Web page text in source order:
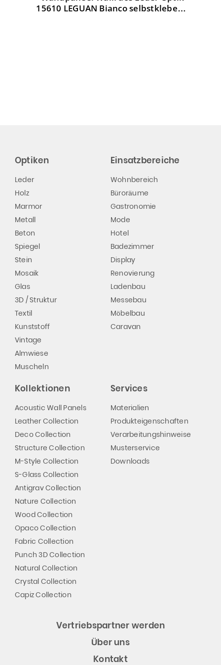
15610 LEGUAN Bianco selbstklebend
Optiken
Leder
Holz
Marmor
Metall
Beton
Spiegel
Stein
Mosaik
Glas
3D / Struktur
Textil
Kunststoff
Vintage
Almwiese
Muscheln
Einsatzbereiche
Wohnbereich
Büroräume
Gastronomie
Mode
Hotel
Badezimmer
Display
Renovierung
Ladenbau
Messebau
Möbelbau
Caravan
Kollektionen
Acoustic Wall Panels
Leather Collection
Deco Collection
Structure Collection
M-Style Collection
S-Glass Collection
Antigrav Collection
Nature Collection
Wood Collection
Opaco Collection
Fabric Collection
Punch 3D Collection
Natural Collection
Crystal Collection
Capiz Collection
Services
Materialien
Produkteigenschaften
Verarbeitungshinweise
Musterservice
Downloads
Vertriebspartner werden
Über uns
Kontakt